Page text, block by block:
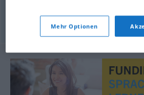
© OpenThesaurus.de
Mehr Optionen